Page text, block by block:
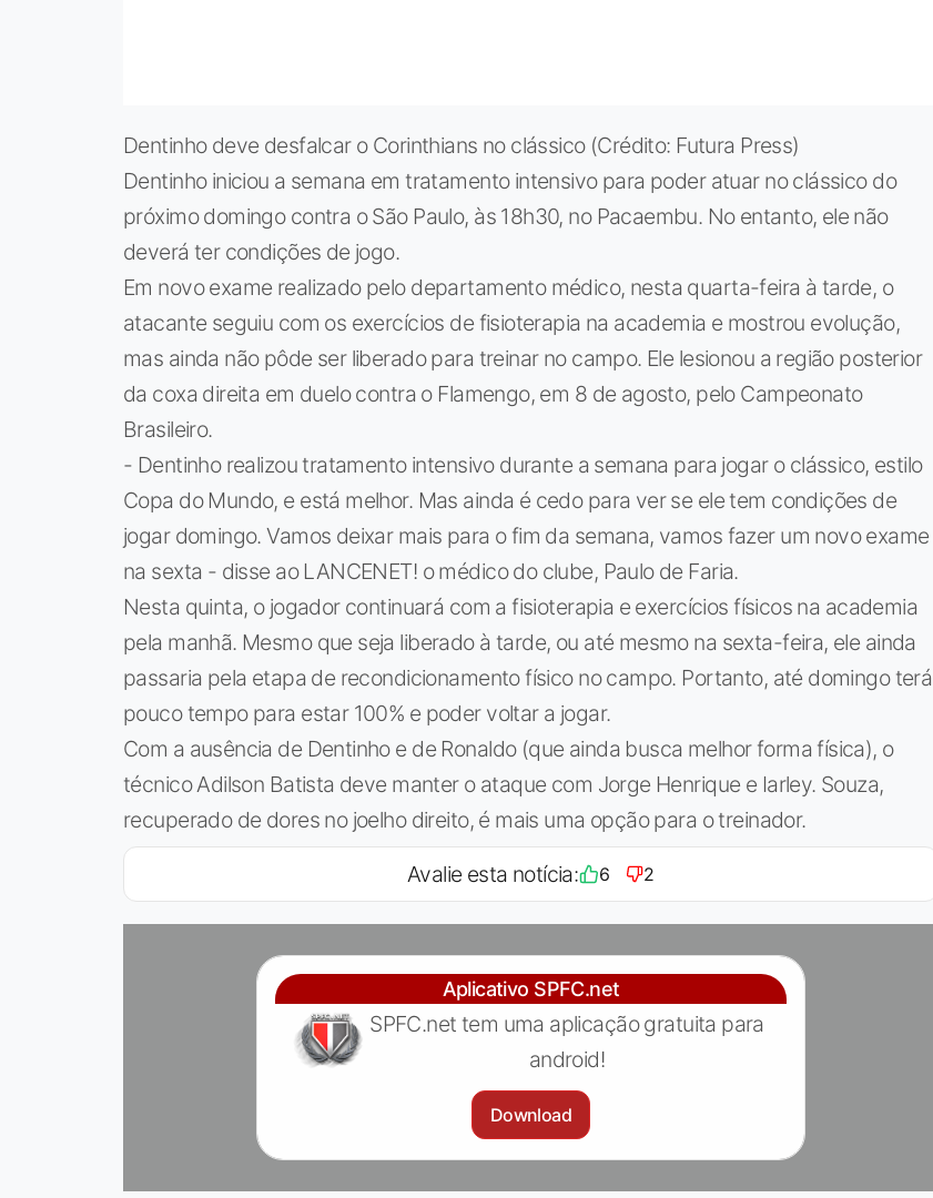
Dentinho deve desfalcar o Corinthians no clássico (Crédito: Futura Press)
Dentinho iniciou a semana em tratamento intensivo para poder atuar no clássico do
próximo domingo contra o São Paulo, às 18h30, no Pacaembu. No entanto, ele não
deverá ter condições de jogo.
Em novo exame realizado pelo departamento médico, nesta quarta-feira à tarde, o
atacante seguiu com os exercícios de fisioterapia na academia e mostrou evolução,
mas ainda não pôde ser liberado para treinar no campo. Ele lesionou a região posterior
da coxa direita em duelo contra o Flamengo, em 8 de agosto, pelo Campeonato
Brasileiro.
- Dentinho realizou tratamento intensivo durante a semana para jogar o clássico, estilo
Copa do Mundo, e está melhor. Mas ainda é cedo para ver se ele tem condições de
jogar domingo. Vamos deixar mais para o fim da semana, vamos fazer um novo exame
na sexta - disse ao LANCENET! o médico do clube, Paulo de Faria.
Nesta quinta, o jogador continuará com a fisioterapia e exercícios físicos na academia
pela manhã. Mesmo que seja liberado à tarde, ou até mesmo na sexta-feira, ele ainda
passaria pela etapa de recondicionamento físico no campo. Portanto, até domingo terá
pouco tempo para estar 100% e poder voltar a jogar.
Com a ausência de Dentinho e de Ronaldo (que ainda busca melhor forma física), o
técnico Adilson Batista deve manter o ataque com Jorge Henrique e Iarley. Souza,
recuperado de dores no joelho direito, é mais uma opção para o treinador.
Avalie esta notícia: 6 2
Aplicativo SPFC.net
SPFC.net tem uma aplicação gratuita para
android!
Download